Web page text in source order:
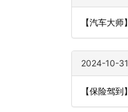
【汽车大
2024-10-
【保险驾